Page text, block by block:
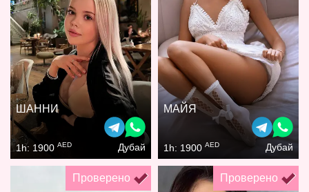
ШАННИ
1h: 1900 AED Дубай
МАЙЯ
1h: 1900 AED Дубай
Проверено Проверено